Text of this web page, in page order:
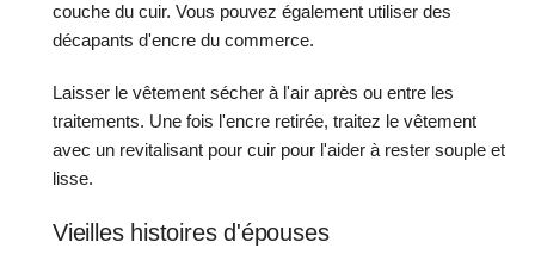
couche du cuir. Vous pouvez également utiliser des
décapants d'encre du commerce.
Laisser le vêtement sécher à l'air après ou entre les
traitements. Une fois l'encre retirée, traitez le vêtement
avec un revitalisant pour cuir pour l'aider à rester souple et
lisse.
Vieilles histoires d'épouses